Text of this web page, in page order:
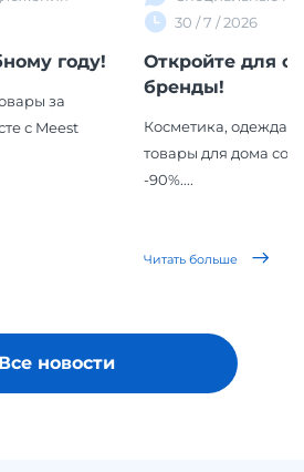
году!
за
с Meest
30 / 7 / 2026
Откройте для
бренды!
Косметика, одежда,
товары для дома со
-90%....
Читать больше
Все новости